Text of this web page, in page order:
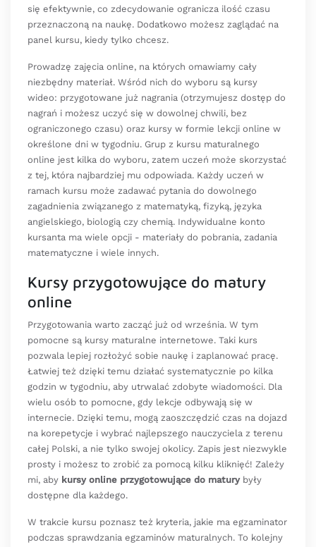
się efektywnie, co zdecydowanie ogranicza ilość czasu
przeznaczoną na naukę. Dodatkowo możesz zaglądać na
panel kursu, kiedy tylko chcesz.
Prowadzę zajęcia online, na których omawiamy cały
niezbędny materiał. Wśród nich do wyboru są kursy
wideo: przygotowane już nagrania (otrzymujesz dostęp do
nagrań i możesz uczyć się w dowolnej chwili, bez
ograniczonego czasu) oraz kursy w formie lekcji online w
określone dni w tygodniu. Grup z kursu maturalnego
online jest kilka do wyboru, zatem uczeń może skorzystać
z tej, która najbardziej mu odpowiada. Każdy uczeń w
ramach kursu może zadawać pytania do dowolnego
zagadnienia związanego z matematyką, fizyką, języka
angielskiego, biologią czy chemią. Indywidualne konto
kursanta ma wiele opcji - materiały do pobrania, zadania
matematyczne i wiele innych.
Kursy przygotowujące do matury
online
Przygotowania warto zacząć już od września. W tym
pomocne są kursy maturalne internetowe. Taki kurs
pozwala lepiej rozłożyć sobie naukę i zaplanować pracę.
Łatwiej też dzięki temu działać systematycznie po kilka
godzin w tygodniu, aby utrwalać zdobyte wiadomości. Dla
wielu osób to pomocne, gdy lekcje odbywają się w
internecie. Dzięki temu, mogą zaoszczędzić czas na dojazd
na korepetycje i wybrać najlepszego nauczyciela z terenu
całej Polski, a nie tylko swojej okolicy. Zapis jest niezwykle
prosty i możesz to zrobić za pomocą kilku kliknięć! Zależy
mi, aby kursy online przygotowujące do maturybyły
dostępne dla każdego.
W trakcie kursu poznasz też kryteria, jakie ma egzaminator
podczas sprawdzania egzaminów maturalnych. To kolejny